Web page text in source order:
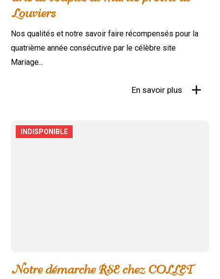
Louviers
Nos qualités et notre savoir faire récompensés pour la
quatrième année consécutive par le célèbre site
Mariage...
En savoir plus
INDISPONIBLE
Notre démarche RSE chez COLLET